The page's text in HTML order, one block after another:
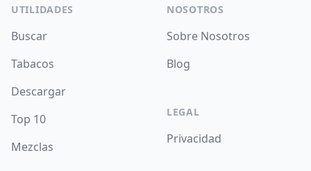
UTILIDADES
Buscar
Tabacos
Descargar
Top 10
Mezclas
NOSOTROS
Sobre Nosotros
Blog
LEGAL
Privacidad